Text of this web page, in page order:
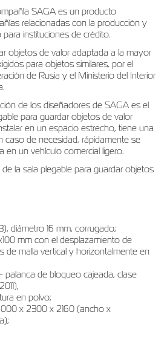
SAGA es un producto
relacionadas con la producción y
instituciones de crédito.
objetos de valor adaptada a la mayor
para objetos similares, por el
de Rusia y el Ministerio del Interior
de los diseñadores de SAGA es el
para guardar objetos de valor
en un espacio estrecho, tiene una
caso de necesidad, rápidamente se
un vehículo comercial ligero.
de la sala plegable para guardar objetos
diámetro 16 mm, corrugado;
mm con el desplazamiento de
de malla vertical y horizontalmente en
palanca de bloqueo cajeada, clase
en polvo;
х 2300 х 2160 (ancho х